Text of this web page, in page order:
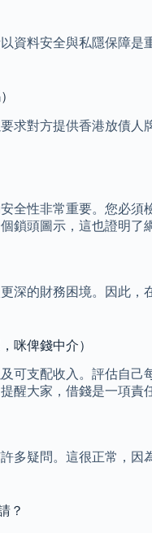
資料安全與私隱保障
求對方提供香港放債
全性非常重要。您必
鎖頭圖示，這也證明了
深的財務困境。因此
咪俾錢中介）
可支配收入。評估自
醒大家，借錢是一項責
多疑問。這很正常，
？